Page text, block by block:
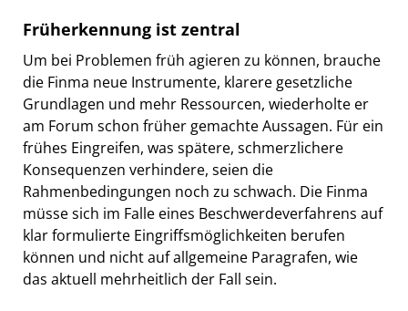
Früherkennung ist zentral
Um bei Problemen früh agieren zu können, brauche
die Finma neue Instrumente, klarere gesetzliche
Grundlagen und mehr Ressourcen, wiederholte er
am Forum schon früher gemachte Aussagen. Für ein
frühes Eingreifen, was spätere, schmerzlichere
Konsequenzen verhindere, seien die
Rahmenbedingungen noch zu schwach. Die Finma
müsse sich im Falle eines Beschwerdeverfahrens auf
klar formulierte Eingriffsmöglichkeiten berufen
können und nicht auf allgemeine Paragrafen, wie
das aktuell mehrheitlich der Fall sein.